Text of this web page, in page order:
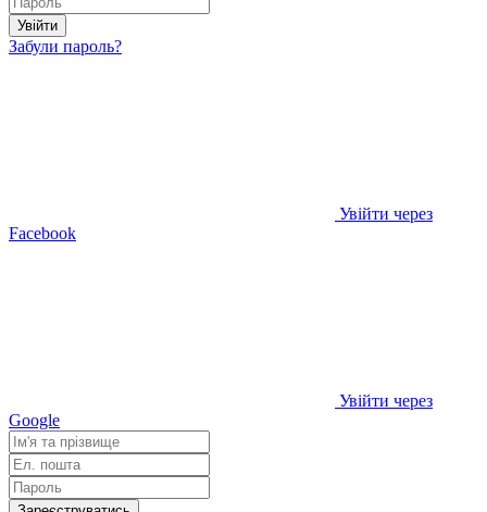
Увійти
Забули пароль?
Увійти через
Facebook
Увійти через
Google